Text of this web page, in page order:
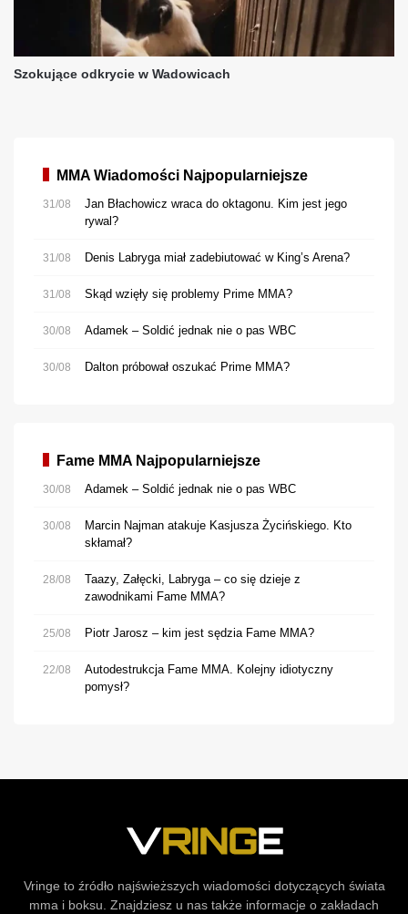
MMA Wiadomości Najpopularniejsze
31/08
Jan Błachowicz wraca do oktagonu. Kim jest jego
rywal?
31/08 Denis Labryga miał zadebiutować w King’s Arena?
31/08 Skąd wzięły się problemy Prime MMA?
30/08 Adamek – Soldić jednak nie o pas WBC
30/08 Dalton próbował oszukać Prime MMA?
Fame MMA Najpopularniejsze
30/08 Adamek – Soldić jednak nie o pas WBC
30/08
Marcin Najman atakuje Kasjusza Życińskiego. Kto
skłamał?
28/08
Taazy, Załęcki, Labryga – co się dzieje z
zawodnikami Fame MMA?
25/08 Piotr Jarosz – kim jest sędzia Fame MMA?
22/08
Autodestrukcja Fame MMA. Kolejny idiotyczny
pomysł?
Vringe to źródło najświeższych wiadomości dotyczących świata
mma i boksu. Znajdziesz u nas także informacje o zakładach